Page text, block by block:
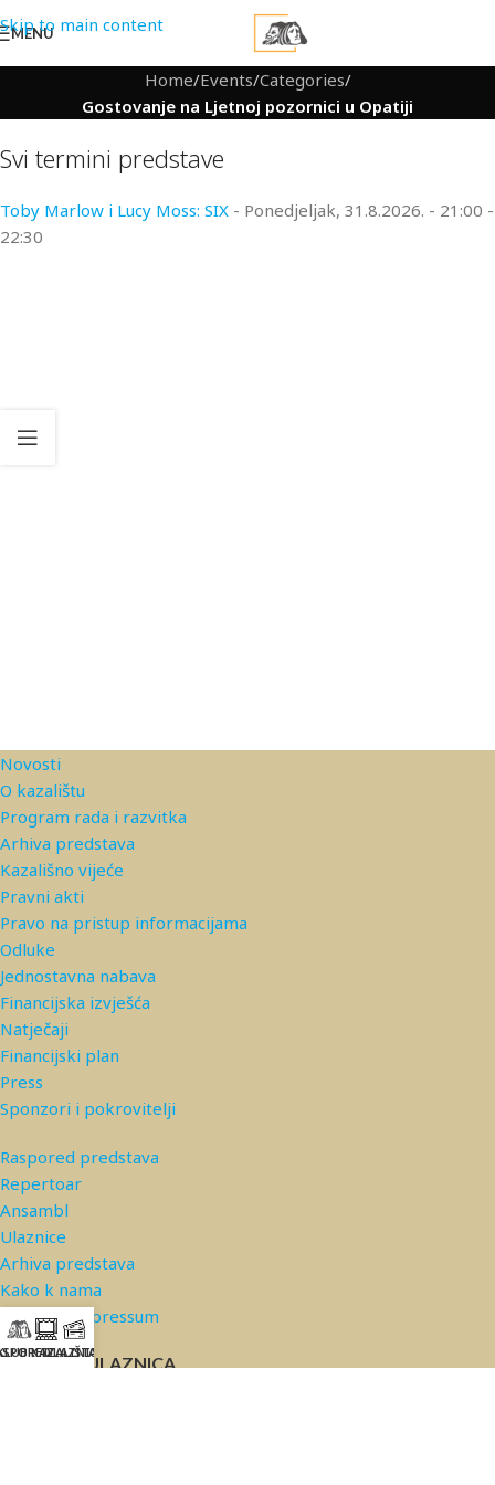
Skip to main content
MENU
Home/Events/Categories/
Gostovanje na Ljetnoj pozornici u Opatiji
Svi termini predstave
Toby Marlow i Lucy Moss: SIX - Ponedjeljak, 31.8.2026. - 21:00 -
22:30
Novosti
O kazalištu
Program rada i razvitka
Arhiva predstava
Kazališno vijeće
Pravni akti
Pravo na pristup informacijama
Odluke
Jednostavna nabava
Financijska izvješća
Natječaji
Financijski plan
Press
Sponzori i pokrovitelji
Raspored predstava
Repertoar
Ansambl
Ulaznice
Arhiva predstava
Kako k nama
Kontakt/Impressum
PRODAJA ULAZNICA
KAZALIŠTA
ULAZNICE